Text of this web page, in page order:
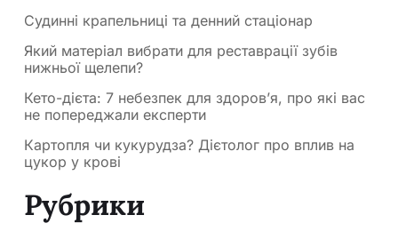
Судинні крапельниці та денний стаціонар
Який матеріал вибрати для реставрації зубів
нижньої щелепи?
Кето-дієта: 7 небезпек для здоров’я, про які вас
не попереджали експерти
Картопля чи кукурудза? Дієтолог про вплив на
цукор у крові
Рубрики